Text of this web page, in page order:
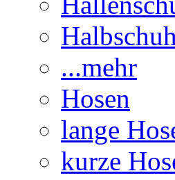
...mehr
Hosen
lange
kurze